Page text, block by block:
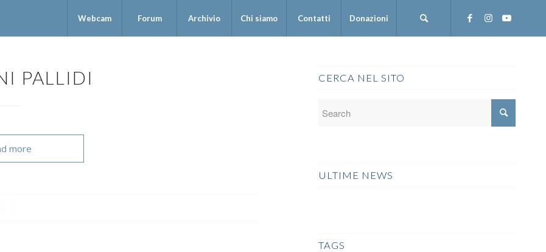
Webcam Forum Archivio Chi siamo Contatti Donazioni
PALLIDI
more
CERCA NEL SITO
ULTIME NEWS
TAGS